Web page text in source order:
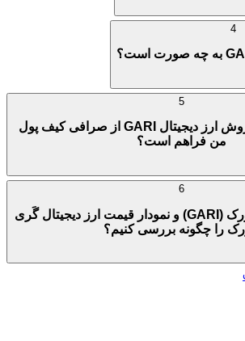
آیا امکان خرید و فروش ارز دیجیتال GARI از صرافی کیف پول
من فراهم است؟
قیمت توکن گَری نتورک (GARI) و نمودار قیمت ارز دیجیتال گَری
را چگونه بررسی کنیم؟